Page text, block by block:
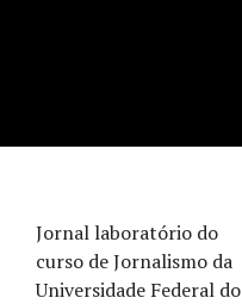
Jornal laboratório do
curso de Jornalismo da
Universidade Federal do